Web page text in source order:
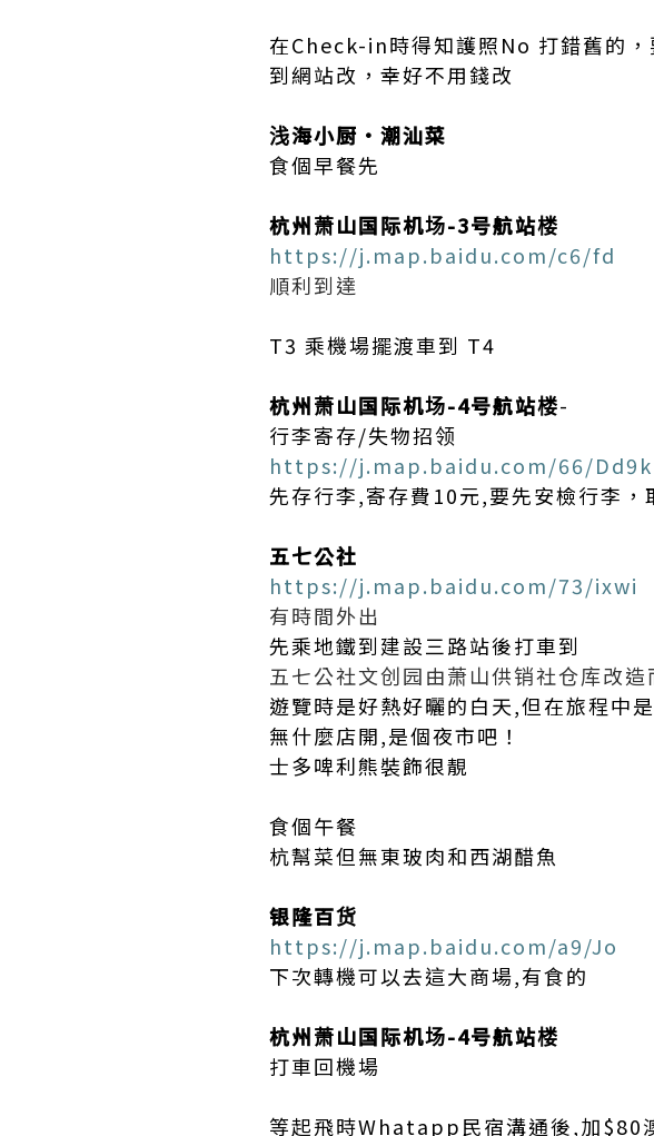
在Check-in時得知護照No 打錯舊的
到網站改，幸好不用錢改
浅海小厨·潮汕菜
食個早餐先
杭州萧山国际机场-3号航站楼
https://j.map.baidu.com/c6/fd
順利到達
T3 乘機場擺渡車到 T4
杭州萧山国际机场-4号航站楼-
行李寄存/失物招领
https://j.map.baidu.com/66/Dd9k
先存行李,寄存費10元,要先安檢行李，
五七公社
https://j.map.baidu.com/73/ixwi
有時間外出
先乘地鐵到建設三路站後打車到
五七公社文创园由萧山供销社仓库改造
遊覽時是好熱好曬的白天,但在旅程中
無什麼店開,是個夜市吧！
士多啤利熊裝飾很靚
食個午餐
杭幫菜但無東玻肉和西湖醋魚
银隆百货
https://j.map.baidu.com/a9/Jo
下次轉機可以去這大商場,有食的
杭州萧山国际机场-4号航站楼
打車回機場
等起飛時Whatapp民宿溝通後,加